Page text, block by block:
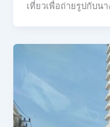
เที่ยวเพื่อถ่ายรูปกับน